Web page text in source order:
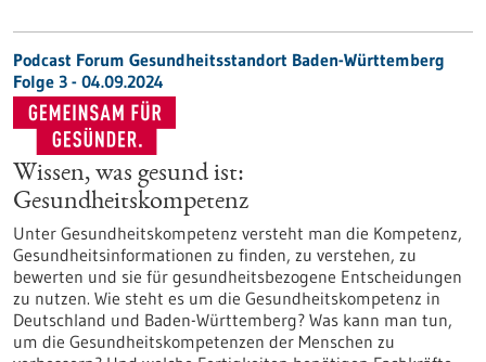
Podcast Forum Gesundheitsstandort Baden-Württemberg
Folge 3 - 04.09.2024
Wissen, was gesund ist:
Gesundheitskompetenz
Unter Gesundheitskompetenz versteht man die Kompetenz,
Gesundheitsinformationen zu finden, zu verstehen, zu
bewerten und sie für gesundheitsbezogene Entscheidungen
zu nutzen. Wie steht es um die Gesundheitskompetenz in
Deutschland und Baden-Württemberg? Was kann man tun,
um die Gesundheitskompetenzen der Menschen zu